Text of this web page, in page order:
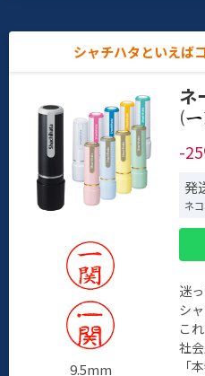
シャチハタといえば
9.5mm
ネ
(
-
発
ネ
迷
シ
こ
社
「